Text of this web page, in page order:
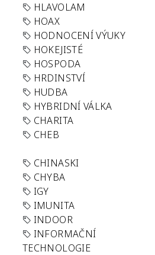
HLAVOLAM
HOAX
HODNOCENÍ VÝUKY
HOKEJISTÉ
HOSPODA
HRDINSTVÍ
HUDBA
HYBRIDNÍ VÁLKA
CHARITA
CHEB
CHINASKI
CHYBA
IGY
IMUNITA
INDOOR
INFORMAČNÍ
TECHNOLOGIE